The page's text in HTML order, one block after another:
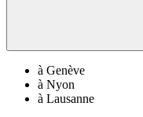
à Genève
à Nyon
à Lausanne